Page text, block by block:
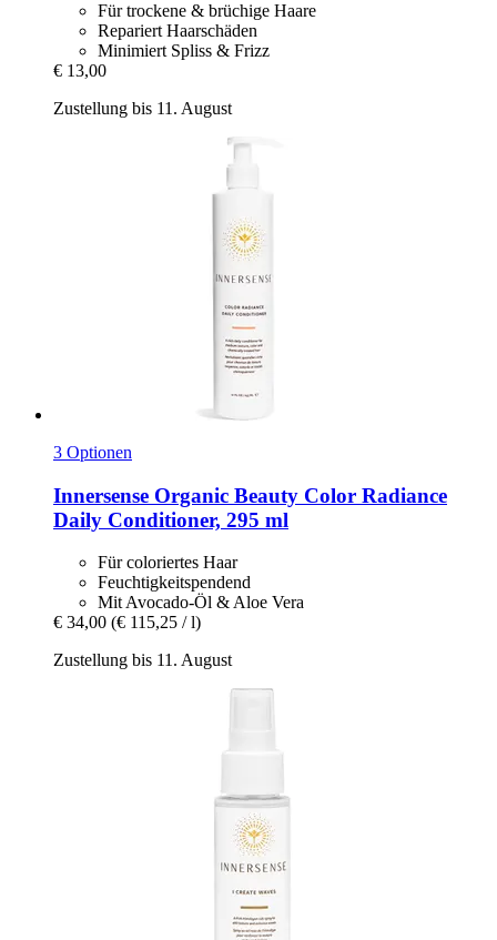
Für trockene & brüchige Haare
Repariert Haarschäden
Minimiert Spliss & Frizz
€ 13,00
Zustellung bis 11. August
3 Optionen
Innersense Organic Beauty Color Radiance
Daily Conditioner, 295 ml
Für coloriertes Haar
Feuchtigkeitspendend
Mit Avocado-Öl & Aloe Vera
€ 34,00 (€ 115,25 / l)
Zustellung bis 11. August